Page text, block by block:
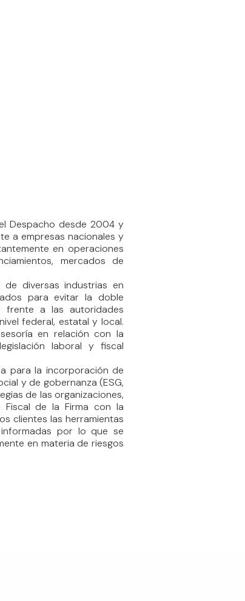
Despacho desde 2004 y
a empresas nacionales y
en operaciones
mercados de
de diversas industrias en
para evitar la doble
a las autoridades
federal, estatal y local.
en relación con la
laboral y fiscal
para la incorporación de
y de gobernanza (ESG,
de las organizaciones,
Fiscal de la Firma con la
clientes las herramientas
por lo que se
en materia de riesgos